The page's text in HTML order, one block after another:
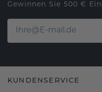
Gewinnen Sie 500 €
KUNDENSERVICE